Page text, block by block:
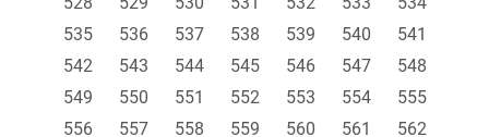
535
536 537 538 539 540
541
542
543 544 545 546 547
548
549
550 551 552 553 554
555
556
557 558 559 560 561
562